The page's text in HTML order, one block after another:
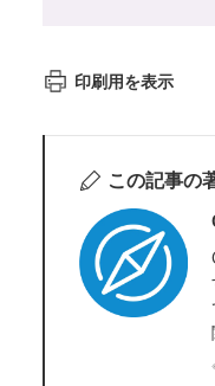
印刷用を表示
この記事の